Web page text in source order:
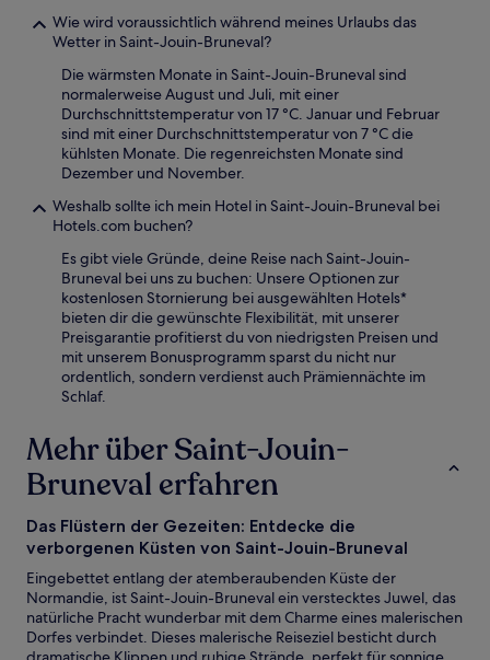
Wie wird voraussichtlich während meines Urlaubs das
Wetter in Saint-Jouin-Bruneval?
Die wärmsten Monate in Saint-Jouin-Bruneval sind
normalerweise August und Juli, mit einer
Durchschnittstemperatur von 17 °C. Januar und Februar
sind mit einer Durchschnittstemperatur von 7 °C die
kühlsten Monate. Die regenreichsten Monate sind
Dezember und November.
Weshalb sollte ich mein Hotel in Saint-Jouin-Bruneval bei
Hotels.com buchen?
Es gibt viele Gründe, deine Reise nach Saint-Jouin-
Bruneval bei uns zu buchen: Unsere Optionen zur
kostenlosen Stornierung bei ausgewählten Hotels*
bieten dir die gewünschte Flexibilität, mit unserer
Preisgarantie profitierst du von niedrigsten Preisen und
mit unserem Bonusprogramm sparst du nicht nur
ordentlich, sondern verdienst auch Prämiennächte im
Schlaf.
Mehr über Saint-Jouin-
Bruneval erfahren
Das Flüstern der Gezeiten: Entdecke die
verborgenen Küsten von Saint-Jouin-Bruneval
Eingebettet entlang der atemberaubenden Küste der
Normandie, ist Saint-Jouin-Bruneval ein verstecktes Juwel, das
natürliche Pracht wunderbar mit dem Charme eines malerischen
Dorfes verbindet. Dieses malerische Reiseziel besticht durch